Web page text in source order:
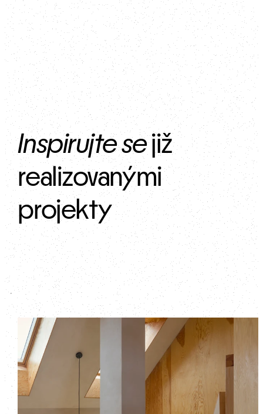
Inspirujte se již
realizovanými
projekty